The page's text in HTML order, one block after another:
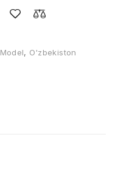
Model, O'zbekiston